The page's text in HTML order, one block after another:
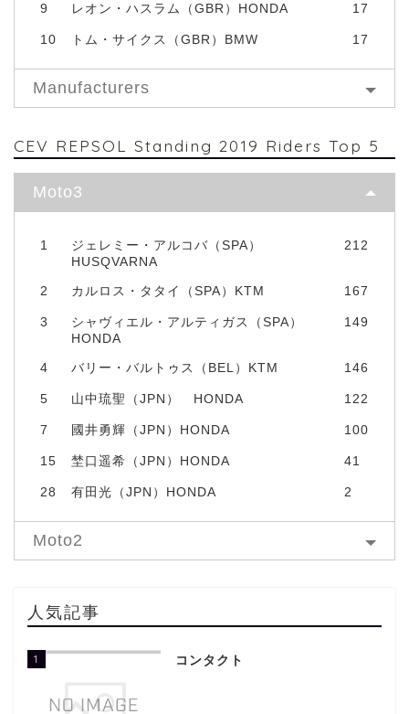
9 レオン・ハスラム（GBR）HONDA 17
10 トム・サイクス（GBR）BMW 17
Manufacturers
CEV REPSOL Standing 2019 Riders Top 5
Moto3
1
ジェレミー・アルコバ（SPA）
HUSQVARNA
212
2 カルロス・タタイ（SPA）KTM 167
3
シャヴィエル・アルティガス（SPA）
HONDA
149
4 バリー・バルトゥス（BEL）KTM 146
5 山中琉聖（JPN） HONDA 122
7 國井勇輝（JPN）HONDA 100
15 埜口遥希（JPN）HONDA 41
28 有田光（JPN）HONDA 2
Moto2
人気記事
1 コンタクト